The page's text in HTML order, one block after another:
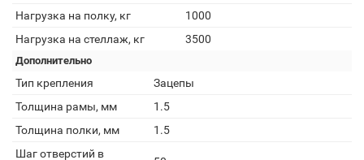
Нагрузка на полку, кг
1000
Нагрузка на стеллаж, кг
3500
Дополнительно
Тип крепления
Зацепы
Толщина рамы, мм
1.5
Толщина полки, мм
1.5
Шаг отверстий в